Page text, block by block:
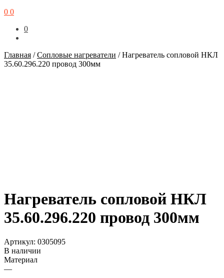
0 0
0
Главная /Сопловые нагреватели /Нагреватель сопловой НКЛ
35.60.296.220 провод 300мм
Нагреватель сопловой НКЛ
35.60.296.220 провод 300мм
Артикул: 0305095
В наличии
Материал
—